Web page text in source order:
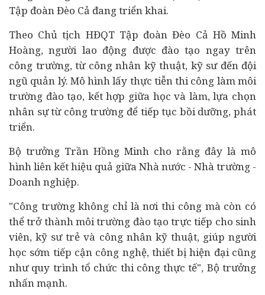
Tập đoàn Đèo Cả đang triển khai.
Theo Chủ tịch HĐQT Tập đoàn Đèo Cả Hồ Minh
Hoàng, người lao động được đào tạo ngay trên
công trường, từ công nhân kỹ thuật, kỹ sư đến đội
ngũ quản lý. Mô hình lấy thực tiễn thi công làm môi
trường đào tạo, kết hợp giữa học và làm, lựa chọn
nhân sự từ công trường để tiếp tục bồi dưỡng, phát
triển.
Bộ trưởng Trần Hồng Minh cho rằng đây là mô
hình liên kết hiệu quả giữa Nhà nước - Nhà trường -
Doanh nghiệp.
"Công trường không chỉ là nơi thi công mà còn có
thể trở thành môi trường đào tạo trực tiếp cho sinh
viên, kỹ sư trẻ và công nhân kỹ thuật, giúp người
học sớm tiếp cận công nghệ, thiết bị hiện đại cũng
như quy trình tổ chức thi công thực tế", Bộ trưởng
nhấn mạnh.